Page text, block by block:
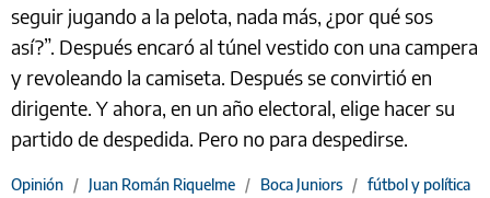
seguir jugando a la pelota, nada más, ¿por qué sos
así?”. Después encaró al túnel vestido con una campera
y revoleando la camiseta. Después se convirtió en
dirigente. Y ahora, en un año electoral, elige hacer su
partido de despedida. Pero no para despedirse.
Opinión / Juan Román Riquelme / Boca Juniors / fútbol y política